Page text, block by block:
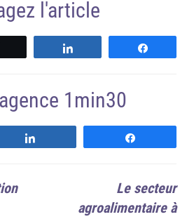
l'article
1min30
Le secteur
agroalimentaire à